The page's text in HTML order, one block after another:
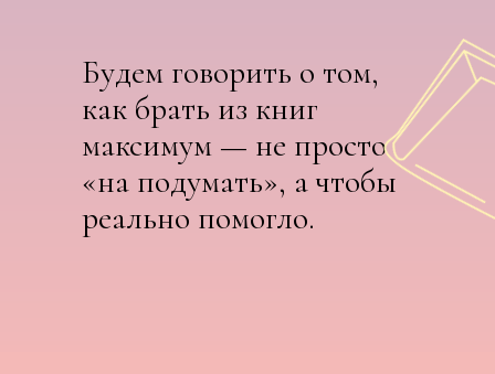
Будем говорить о том,
как брать из книг
максимум — не просто
«на подумать», а чтобы
реально помогло.